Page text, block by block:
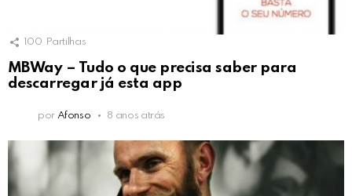
100 Partilhas
MBWay – Tudo o que precisa saber para
descarregar já esta app
por Afonso 8 anos atrás